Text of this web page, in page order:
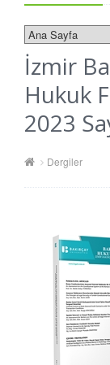
İzmir
Hukuk
2023
Dergiler